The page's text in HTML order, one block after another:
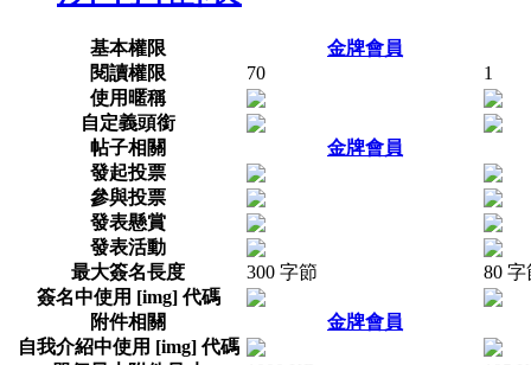
基本權限
金牌會員
閱讀權限
70
1
使用暱稱
自定義頭銜
帖子相關
金牌會員
發起投票
參與投票
發表懸賞
發表活動
最大簽名長度
300 字節
80 字
簽名中使用 [img] 代碼
附件相關
金牌會員
自我介紹中使用 [img] 代碼